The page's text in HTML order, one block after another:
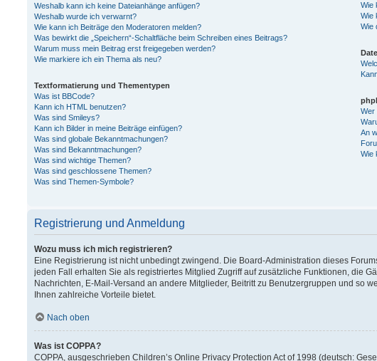
Weshalb kann ich keine Dateianhänge anfügen?
Weshalb wurde ich verwarnt?
Wie kann ich Beiträge den Moderatoren melden?
Was bewirkt die „Speichern“-Schaltfläche beim Schreiben eines Beitrags?
Warum muss mein Beitrag erst freigegeben werden?
Wie markiere ich ein Thema als neu?
Textformatierung und Thementypen
Was ist BBCode?
Kann ich HTML benutzen?
Was sind Smileys?
Kann ich Bilder in meine Beiträge einfügen?
Was sind globale Bekanntmachungen?
Was sind Bekanntmachungen?
Was sind wichtige Themen?
Was sind geschlossene Themen?
Was sind Themen-Symbole?
Wie
Wie
Wie
Wer
An
Wie
Registrierung und Anmeldung
Wozu muss ich mich registrieren?
Eine Registrierung ist nicht unbedingt zwingend. Die Board-Administration dieses
jeden Fall erhalten Sie als registriertes Mitglied Zugriff auf zusätzliche Funktionen, die
Nachrichten, E-Mail-Versand an andere Mitglieder, Beitritt zu Benutzergruppen und so
Ihnen zahlreiche Vorteile bietet.
Nach oben
Was ist COPPA?
COPPA, ausgeschrieben Children’s Online Privacy Protection Act of 1998 (deutsch: